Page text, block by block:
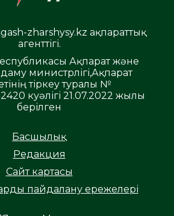
zharshysy.kz ақпараттық
агенттігі.
Ақпарат және
министрлігі,Ақпарат
тіркеу туралы №
куәлігі 21.07.2022 жылы
берілген
Басшылық
Редакция
Сайт картасы
пайдалану ережелері